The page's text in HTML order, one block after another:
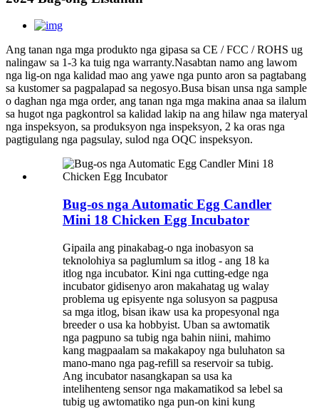
Ang tanan nga mga produkto nga gipasa sa CE / FCC / ROHS ug
nalingaw sa 1-3 ka tuig nga warranty.Nasabtan namo ang lawom
nga lig-on nga kalidad mao ang yawe nga punto aron sa pagtabang
sa kustomer sa pagpalapad sa negosyo.Busa bisan unsa nga sample
o daghan nga mga order, ang tanan nga mga makina anaa sa ilalum
sa hugot nga pagkontrol sa kalidad lakip na ang hilaw nga materyal
nga inspeksyon, sa produksyon nga inspeksyon, 2 ka oras nga
pagtigulang nga pagsulay, sulod nga OQC inspeksyon.
Bug-os nga Automatic Egg Candler
Mini 18 Chicken Egg Incubator
Gipaila ang pinakabag-o nga inobasyon sa
teknolohiya sa paglumlum sa itlog - ang 18 ka
itlog nga incubator. Kini nga cutting-edge nga
incubator gidisenyo aron makahatag ug walay
problema ug episyente nga solusyon sa pagpusa
sa mga itlog, bisan ikaw usa ka propesyonal nga
breeder o usa ka hobbyist. Uban sa awtomatik
nga pagpuno sa tubig nga bahin niini, mahimo
kang magpaalam sa makakapoy nga buluhaton sa
mano-mano nga pag-refill sa reservoir sa tubig.
Ang incubator nasangkapan sa usa ka
intelihenteng sensor nga makamatikod sa lebel sa
tubig ug awtomatiko nga pun-on kini kung